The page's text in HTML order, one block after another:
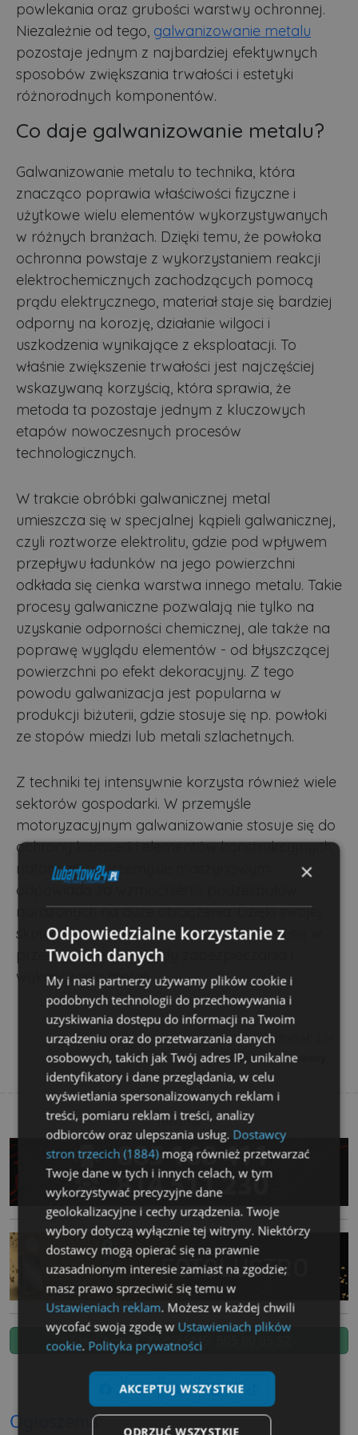
powlekania oraz grubości warstwy ochronnej.
Niezależnie od tego, galwanizowanie metalu
pozostaje jednym z najbardziej efektywnych
sposobów zwiększania trwałości i estetyki
różnorodnych komponentów.
Co daje galwanizowanie metalu?
Galwanizowanie metalu to technika, która
znacząco poprawia właściwości fizyczne i
użytkowe wielu elementów wykorzystywanych
w różnych branżach. Dzięki temu, że powłoka
ochronna powstaje z wykorzystaniem reakcji
elektrochemicznych zachodzących pomocą
prądu elektrycznego, materiał staje się bardziej
odporny na korozję, działanie wilgoci i
uszkodzenia wynikające z eksploatacji. To
właśnie zwiększenie trwałości jest najczęściej
wskazywaną korzyścią, która sprawia, że
metoda ta pozostaje jednym z kluczowych
etapów nowoczesnych procesów
technologicznych.
W trakcie obróbki galwanicznej metal
umieszcza się w specjalnej kąpieli galwanicznej,
czyli roztworze elektrolitu, gdzie pod wpływem
przepływu ładunków na jego powierzchni
odkłada się cienka warstwa innego metalu. Takie
procesy galwaniczne pozwalają nie tylko na
uzyskanie odporności chemicznej, ale także na
poprawę wyglądu elementów - od błyszczącej
powierzchni po efekt dekoracyjny. Z tego
powodu galwanizacja jest popularna w
produkcji biżuterii, gdzie stosuje się np. powłoki
ze stopów miedzi lub metali szlachetnych.
Z techniki tej intensywnie korzysta również wiele
sektorów gospodarki. W przemyśle
motoryzacyjnym galwanizowanie stosuje się do
ochrony karoserii i elementów konstrukcyjnych,
natomiast w przemyśle maszynowym
odpowiada za wzmocnienie podzespołów
narażonych na duże obciążenia. Dzięki swojej
skuteczności metoda ta na stałe wpisała się w
przemysłowe standardy zabezpieczania i
wykańczania metali.
autor / dodał:
Artykuł sponsorowany
reklama
Zgłoś temat. Wyślij SMS: 505 80 95 52
Ogłoszenia
×
Odpowiedzialne korzystanie z
Twoich danych
My i nasi partnerzy używamy plików cookie i
podobnych technologii do przechowywania i
uzyskiwania dostępu do informacji na Twoim
urządzeniu oraz do przetwarzania danych
osobowych, takich jak Twój adres IP, unikalne
identyfikatory i dane przeglądania, w celu
wyświetlania spersonalizowanych reklam i
treści, pomiaru reklam i treści, analizy
odbiorców oraz ulepszania usług. Dostawcy
stron trzecich (1884)mogą również przetwarzać
Twoje dane w tych i innych celach, w tym
wykorzystywać precyzyjne dane
geolokalizacyjne i cechy urządzenia. Twoje
wybory dotyczą wyłącznie tej witryny. Niektórzy
dostawcy mogą opierać się na prawnie
uzasadnionym interesie zamiast na zgodzie;
masz prawo sprzeciwić się temu w
Ustawieniach reklam. Możesz w każdej chwili
wycofać swoją zgodę w Ustawieniach plików
cookie. Polityka prywatności
AKCEPTUJ WSZYSTKIE
ODRZUĆ WSZYSTKIE